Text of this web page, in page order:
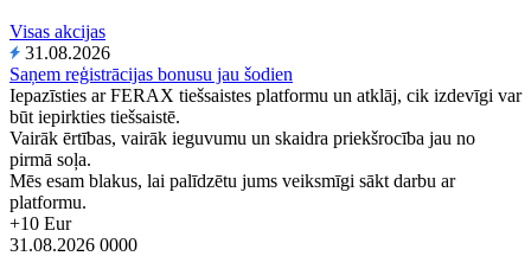
Visas akcijas
31.08.2026
Saņem reģistrācijas bonusu jau šodien
Iepazīsties ar FERAX tiešsaistes platformu un atklāj, cik izdevīgi var
būt iepirkties tiešsaistē.
Vairāk ērtības, vairāk ieguvumu un skaidra priekšrocība jau no
pirmā soļa.
Mēs esam blakus, lai palīdzētu jums veiksmīgi sākt darbu ar
platformu.
+10 Eur
31.08.2026 0000